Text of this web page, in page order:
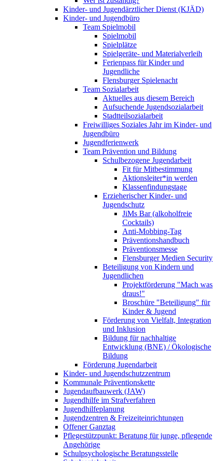
Kinder- und Jugendärztlicher Dienst (KJÄD)
Kinder- und Jugendbüro
Team Spielmobil
Spielmobil
Spielplätze
Spielgeräte- und Materialverleih
Ferienpass für Kinder und
Jugendliche
Flensburger Spielenacht
Team Sozialarbeit
Aktuelles aus diesem Bereich
Aufsuchende Jugendsozialarbeit
Stadtteilsozialarbeit
Freiwilliges Soziales Jahr im Kinder- und
Jugendbüro
Jugendferienwerk
Team Prävention und Bildung
Schulbezogene Jugendarbeit
Fit für Mitbestimmung
Aktionsleiter*in werden
Klassenfindungstage
Erzieherischer Kinder- und
Jugendschutz
JiMs Bar (alkoholfreie
Cocktails)
Anti-Mobbing-Tag
Präventionshandbuch
Präventionsmesse
Flensburger Medien Security
Beteiligung von Kindern und
Jugendlichen
Projektförderung "Mach was
draus!"
Broschüre "Beteiligung" für
Kinder & Jugend
Förderung von Vielfalt, Integration
und Inklusion
Bildung für nachhaltige
Entwicklung (BNE) / Ökologische
Bildung
Förderung Jugendarbeit
Kinder- und Jugendschutzzentrum
Kommunale Präventionskette
Jugendaufbauwerk (JAW)
Jugendhilfe im Strafverfahren
Jugendhilfeplanung
Jugendzentren & Freizeiteinrichtungen
Offener Ganztag
Pflegestützpunkt: Beratung für junge, pflegende
Angehörige
Schulpsychologische Beratungsstelle